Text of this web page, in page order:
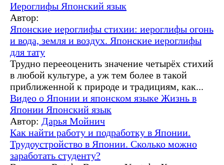
Иероглифы Японский язык
Автор:
Японские иероглифы стихии: иероглифы огонь
и вода, земля и воздух. Японские иероглифы
для тату
Трудно перееоценить значение четырёх стихий
в любой культуре, а уж тем более в такой
приближенной к природе и традициям, как...
Видео о Японии и японском языке Жизнь в
Японии Японский язык
Автор: Дарья Мойнич
Как найти работу и подработку в Японии.
Трудоустройство в Японии. Сколько можно
заработать студенту?